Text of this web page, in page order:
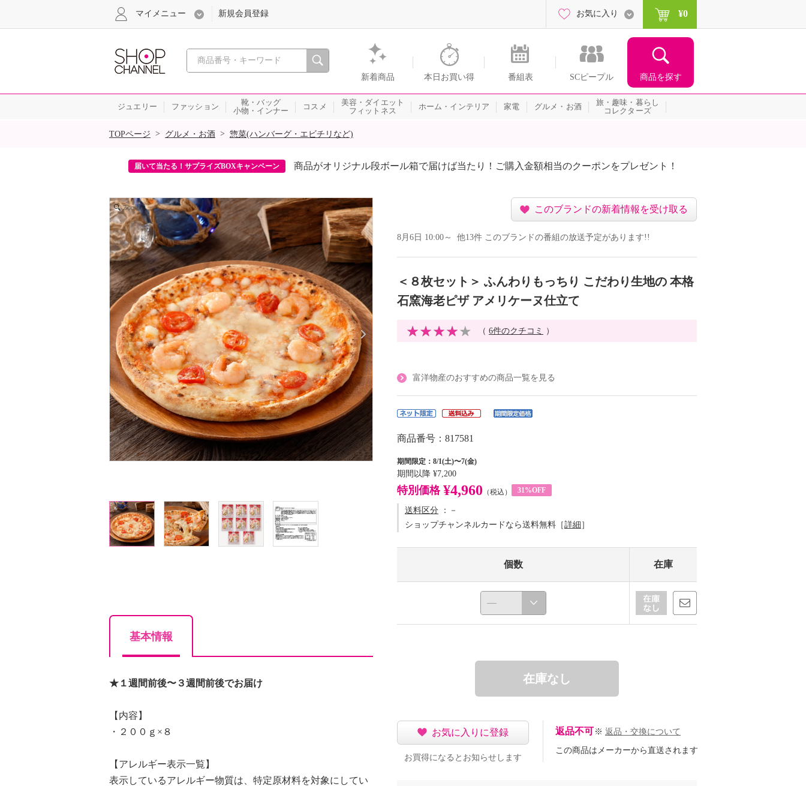
心おどる、瞬間を。通販・テレビショッピングのショップチャンネル
新着商品 本日お買い得 番組表 SCピープル 商品を探す
マイメニュー 新規会員登録 お気に入り ¥0
ジュエリー ファッション
靴・バッグ
小物・インナー
コスメ
美容・ダイエット
フィットネス
ホーム・インテリア 家電 グルメ・お酒
旅・趣味・暮らし
コレクターズ
SALE
TOPページ > グルメ・お酒 > 惣菜(ハンバーグ・エビチリなど)
届いて当たる！サプライズBOXキャンペーン 商品がオリジナル段ボール箱で届けば当たり！ご購入金額相当のクーポンをプレゼント！
Zoom
基本情報
★１週間前後〜３週間前後でお届け
【内容】
・２００ｇ×８
【アレルギー表示一覧】
表示しているアレルギー物質は、特定原材料を対象にしてい
このブランドの新着情報を受け取る
8月6日 10:00～ 他13件 このブランドの番組の放送予定があります!!
＜８枚セット＞ ふんわりもっちり こだわり生地の 本格
石窯海老ピザ アメリケーヌ仕立て
（ 6件のクチコミ ）
富洋物産のおすすめの商品一覧を見る
商品番号：817581
期間限定：8/1(土)〜7(金)
期間以降 ¥7,200
特別価格 ¥4,960 （税込） 31%OFF
送料区分 ：－
ショップチャンネルカードなら送料無料［詳細 ］
個数 在庫
在庫なし
お気に入りに登録
お買得になるとお知らせします
返品不可 ※ 返品・交換について
この商品はメーカーから直送されます